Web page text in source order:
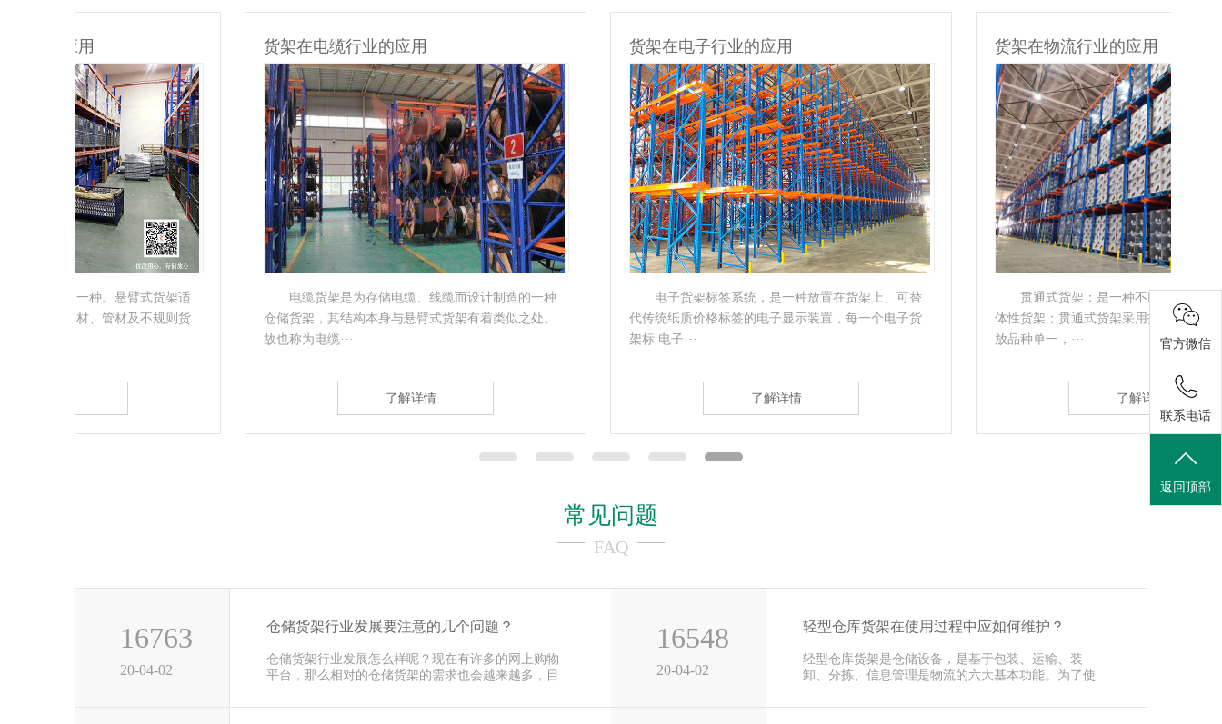
电缆货架是为存储电缆、线缆而设计制造的一种
仓储货架，其结构本身与悬臂式货架有着类似之处。
电子货架标签系统，是一种放置在货架上、可替
代传统纸质价格标签的电子显示装置，每一个电子货
贯通式货架：是一种不以通道分割，连续性的整
体性货架；贯通式货架采用托盘存取模式、适用于存
配置
轨道
常见问题
FAQ
16763
20-04-02
仓储货架行业发展要注意的几个问题？
仓储货架行业发展怎么样呢？现在有许多的网上购物
平台，那么相对的仓储货架的需求也会越来越多，目
16548
20-04-02
轻型仓库货架在使用过程中应如何维护？
轻型仓库货架是仓储设备，是基于包装、运输、装
卸、分拣、信息管理是物流的六大基本功能。为了使
官方微信
联系电话
返回顶部